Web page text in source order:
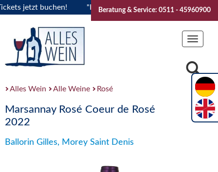
jetzt buchen! "Das Sommerfest 2026" Vive la
Beratung & Service: 0511 - 45960900
Toggle
Alles Wein Alle Weine Rosé
Marsannay Rosé Coeur de Rosé
2022
Ballorin Gilles, Morey Saint Denis